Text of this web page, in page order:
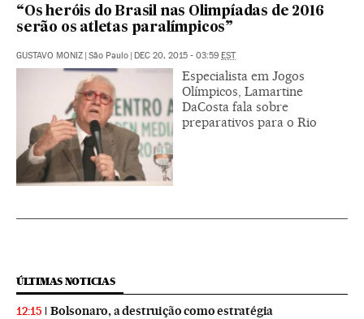
“Os heróis do Brasil nas Olimpíadas de 2016
serão os atletas paralímpicos”
GUSTAVO MONIZ | São Paulo | DEC 20, 2015 - 03:59 EST
Especialista em Jogos
Olímpicos, Lamartine
DaCosta fala sobre
preparativos para o Rio
ÚLTIMAS NOTICIAS
12:15 Bolsonaro, a destruição como estratégia